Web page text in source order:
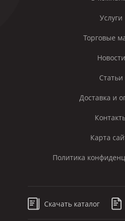
Услуги
Торговые
Новости
Статьи
Доставка и
Карта
Политика
Скачать каталог